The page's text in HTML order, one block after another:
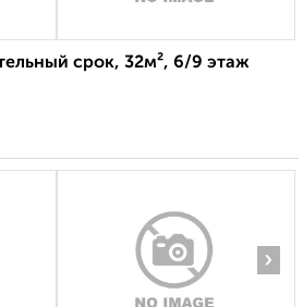
срок, 32м², 6/9 этаж
›